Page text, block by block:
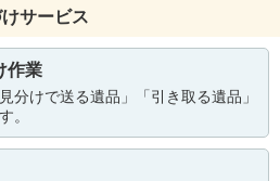
サービス
作業
分けで送る遺品」「引き取る遺品」
。